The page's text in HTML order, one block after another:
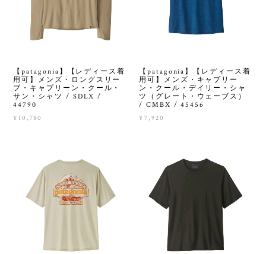
【patagonia】【レディース着
用可】メンズ・ロングスリー
ブ・キャプリーン・クール・
サン・シャツ / SDLX /
44790
¥10,780
【patagonia】【レディース着
用可】メンズ・キャプリー
ン・クール・デイリー・シャ
ツ（グレート・ウェーブス）
/ CMBX / 45456
¥7,920